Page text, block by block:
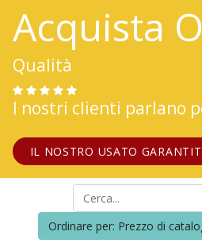
Acquista
Qualità
I nostri clienti parlano
IL NOSTRO USATO
Ordinare per: Prezzo di